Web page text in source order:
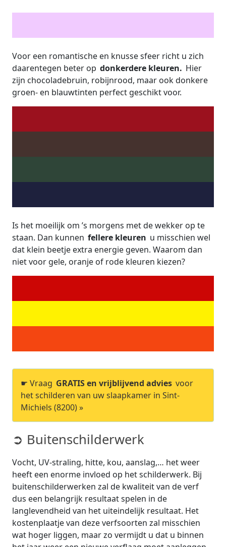
Voor een romantische en knusse sfeer richt u zich
daarentegen beter op donkerdere kleuren. Hier
zijn chocoladebruin, robijnrood, maar ook donkere
groen- en blauwtinten perfect geschikt voor.
Is het moeilijk om ’s morgens met de wekker op te
staan. Dan kunnen fellere kleuren u misschien wel
dat klein beetje extra energie geven. Waarom dan
niet voor gele, oranje of rode kleuren kiezen?
☛ Vraag GRATIS en vrijblijvend advies voor
het schilderen van uw slaapkamer in Sint-
Michiels (8200) »
➲ Buitenschilderwerk
Vocht, UV-straling, hitte, kou, aanslag,… het weer
heeft een enorme invloed op het schilderwerk. Bij
buitenschilderwerken zal de kwaliteit van de verf
dus een belangrijk resultaat spelen in de
langlevendheid van het uiteindelijk resultaat. Het
kostenplaatje van deze verfsoorten zal misschien
wat hoger liggen, maar zo vermijdt u dat u binnen